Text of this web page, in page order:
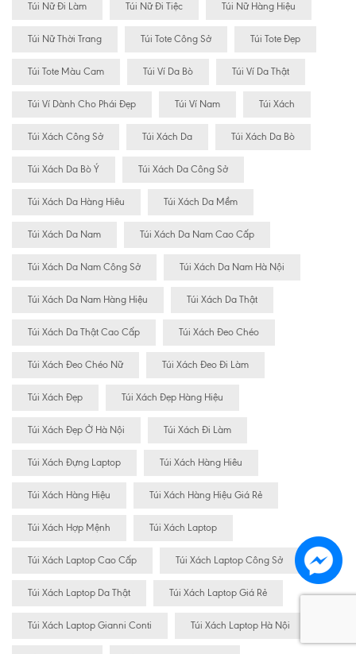
Túi Nữ Đi Làm Túi Nữ Đi Tiệc Túi Nữ Hàng Hiệu
Túi Nữ Thời Trang Túi Tote Công Sở Túi Tote Đẹp
Túi Tote Màu Cam Túi Ví Da Bò Túi Ví Da Thật
Túi Ví Dành Cho Phái Đẹp Túi Ví Nam Túi Xách
Túi Xách Công Sở Túi Xách Da Túi Xách Da Bò
Túi Xách Da Bò Ý Túi Xách Da Công Sở
Túi Xách Da Hàng Hiêu Túi Xách Da Mềm
Túi Xách Da Nam Túi Xách Da Nam Cao Cấp
Túi Xách Da Nam Công Sở Túi Xách Da Nam Hà Nội
Túi Xách Da Nam Hàng Hiệu Túi Xách Da Thật
Túi Xách Da Thật Cao Cấp Túi Xách Đeo Chéo
Túi Xách Đeo Chéo Nữ Túi Xách Đeo Đi Làm
Túi Xách Đẹp Túi Xách Đẹp Hàng Hiệu
Túi Xách Đẹp Ở Hà Nội Túi Xách Đi Làm
Túi Xách Đựng Laptop Túi Xách Hàng Hiêu
Túi Xách Hàng Hiệu Túi Xách Hàng Hiệu Giá Rẻ
Túi Xách Hợp Mệnh Túi Xách Laptop
Túi Xách Laptop Cao Cấp Túi Xách Laptop Công Sở
Túi Xách Laptop Da Thật Túi Xách Laptop Giá Rẻ
Túi Xách Laptop Gianni Conti Túi Xách Laptop Hà Nội